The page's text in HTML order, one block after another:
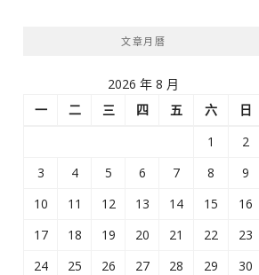
文章月曆
2026 年 8 月
一
二 三 四 五 六
日
1
2
3
4 5 6 7 8
9
10
11 12 13 14 15
16
17
18 19 20 21 22
23
24
25 26 27 28 29
30